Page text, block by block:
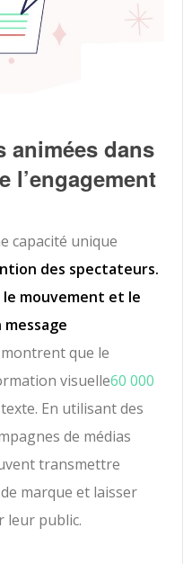
animées dans
l’engagement
capacité unique
des spectateurs.
le mouvement et le
que le
visuelle60 000
En utilisant des
de médias
transmettre
marque et laisser
leur public.